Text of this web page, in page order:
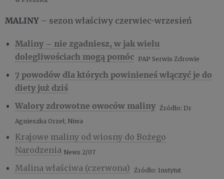
MALINY – sezon właściwy czerwiec-wrzesień
Maliny – nie zgadniesz, w jak wielu
dolegliwościach mogą pomóc PAP Serwis Zdrowie
7 powodów dla których powinieneś włączyć je do
diety już dziś
Walory zdrowotne owoców maliny Źródło: Dr
Agnieszka Orzeł, Niwa
Krajowe maliny od wiosny do Bożego
Narodzenia News 2/07
Malina właściwa (czerwona) Źródło: Instytut